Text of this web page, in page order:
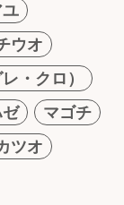
ウオ
・クロ）
マゴチ
ツオ